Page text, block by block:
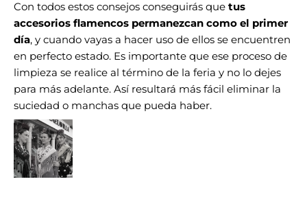
Con todos estos consejos conseguirás que tus
accesorios flamencos permanezcan como el primer
día, y cuando vayas a hacer uso de ellos se encuentren
en perfecto estado. Es importante que ese proceso de
limpieza se realice al término de la feria y no lo dejes
para más adelante. Así resultará más fácil eliminar la
suciedad o manchas que pueda haber.